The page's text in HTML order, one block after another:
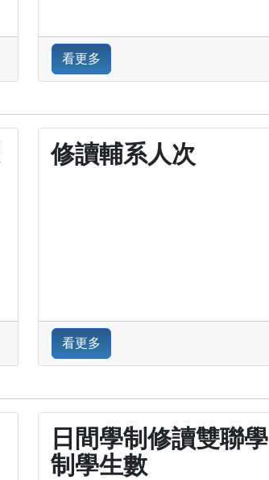
看更多
修讀輔系人次
看更多
日間學制修讀雙聯學
制學生數